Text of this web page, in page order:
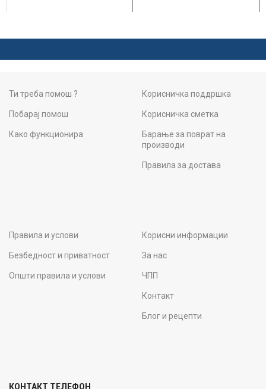
Ти треба помош ?
Побарај помош
Како функционира
Корисничка поддршка
Корисничка сметка
Барање за поврат на
производи
Правила за достава
Правила и услови
Безбедност и приватност
Општи правила и услови
Корисни информации
За нас
ЧПП
Контакт
Блог и рецепти
КОНТАКТ ТЕЛЕФОН